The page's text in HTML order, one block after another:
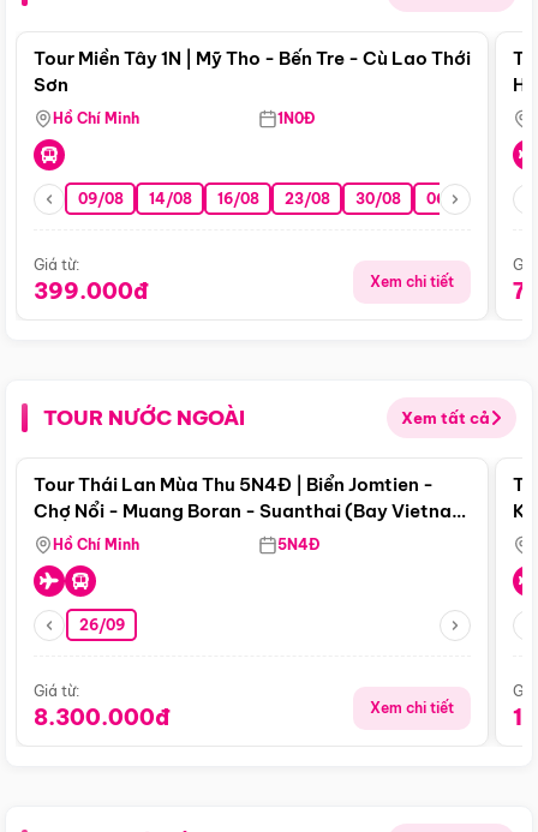
Tour Miền Tây 1N | Mỹ Tho - Bến Tre - Cù Lao Thới
Sơn
Hồ Chí Minh 1N0Đ
09/08 14/08 16/08 23/08 30/08 06/09 13/09
Giá từ:
399.000đ Xem chi tiết
TOUR NƯỚC NGOÀI Xem tất cả
Điểm nổi bật
Tour Thái Lan Mùa Thu 5N4Đ | Biển Jomtien -
Chợ Nổi - Muang Boran - Suanthai (Bay Vietnam
Airlines)
Hồ Chí Minh 5N4Đ
26/09
Giá từ:
8.300.000đ Xem chi tiết